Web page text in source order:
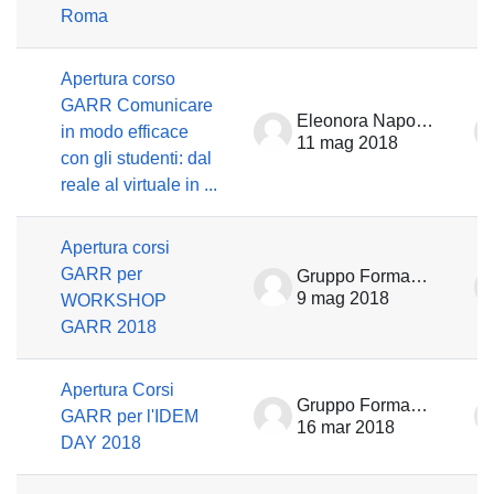
Roma
Apertura corso
GARR Comunicare
in modo efficace
con gli studenti: dal
reale al virtuale in ...
Eleonora Napolitano
11 mag 2018
Apertura corsi
GARR per
WORKSHOP
GARR 2018
Gruppo Formazione
9 mag 2018
Apertura Corsi
GARR per l'IDEM
DAY 2018
Gruppo Formazione
16 mar 2018